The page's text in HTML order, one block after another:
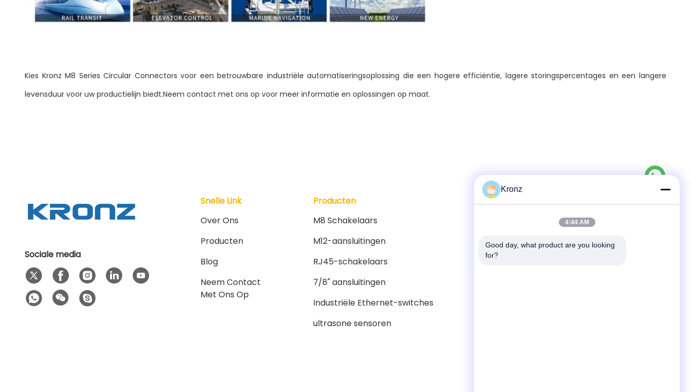
Kies Kronz M8 Series Circular Connectors voor een betrouwbare industriële automatiseringsoplossing die een hogere efficiëntie, lagere storingspercentages en een langere
levensduur voor uw productielijn biedt.Neem contact met ons op voor meer informatie en oplossingen op maat.
Sociale media
Snelle Link
Over Ons
Producten
Blog
Neem Contact
Met Ons Op
Producten
M8 Schakelaars
M12-aansluitingen
RJ45-schakelaars
7/8" aansluitingen
Industriële Ethernet-switches
ultrasone sensoren
Snel contact
Kronz
4:44 AM
Good day, what product are you looking
for?